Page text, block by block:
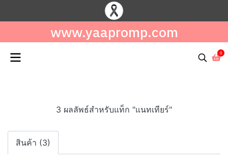
www.yaapromp.com
0
3 ผลลัพธ์สำหรับแท็ก "แนทเทียร์"
สินค้า (3)